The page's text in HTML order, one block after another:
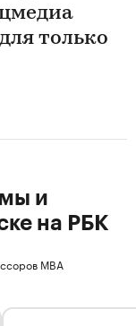
только
и
на РБК
MBA